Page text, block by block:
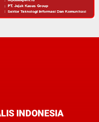
INDONESIA